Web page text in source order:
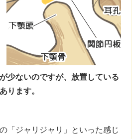
少ないのですが、放置している
ります。
「ジャリジャリ」といった感じ